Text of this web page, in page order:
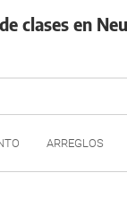
clases en
ARREGLOS